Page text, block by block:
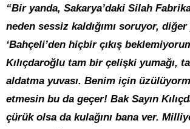
“Bir yanda, Sakarya’daki Silah
neden sessiz kaldığımı soruyor, diğer
‘Bahçeli’den hiçbir çıkış
Kılıçdaroğlu tam bir çelişki yumağı,
aldatma yuvası. Benim için
etmesin bu da geçer! Bak Sayın
çürük olsa da kulağını bana ver.